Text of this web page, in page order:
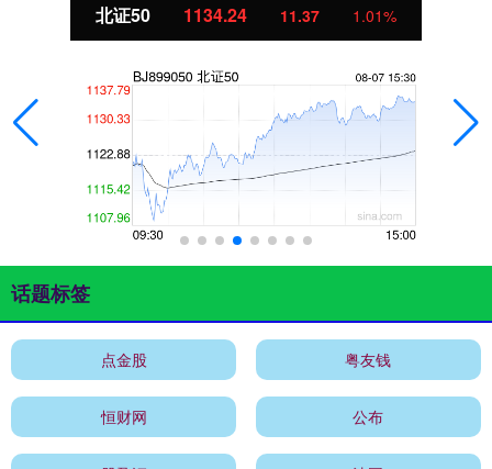
北证50 1134.24 11.37 1.01%
话题标签
点金股 粤友钱
恒财网 公布